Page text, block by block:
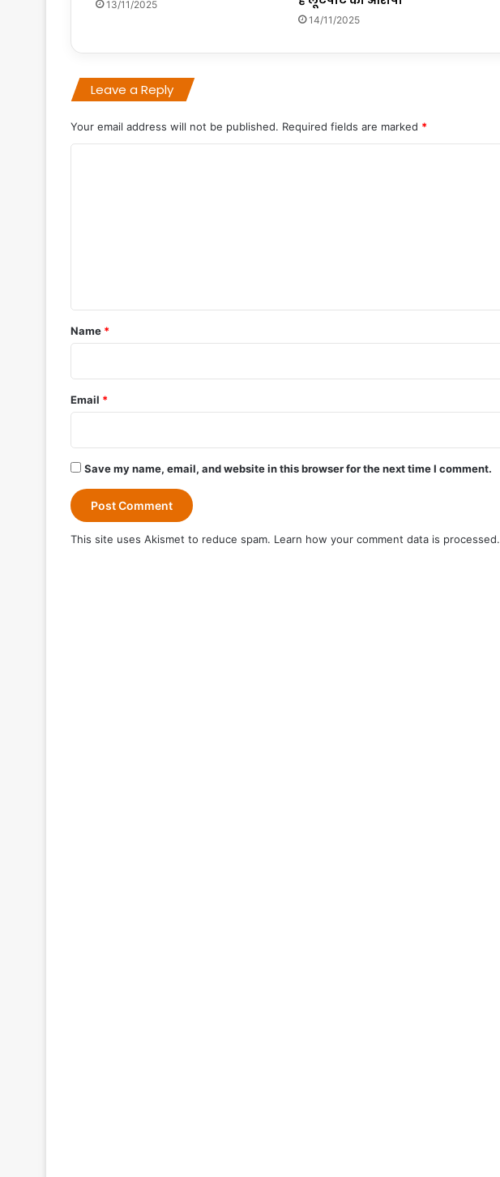
13/11/2025
14/11/2025
Leave a Reply
Your email address will not be published. Required fields are marked *
*
Name *
Email *
Save my name, email, and website in this browser for the next time I comment.
This site uses Akismet to reduce spam. Learn how your comment data is processed.